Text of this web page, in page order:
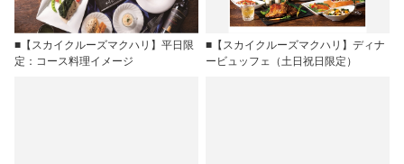
■【スカイクルーズマクハリ】平日限
定：コース料理イメージ
■【スカイクルーズマクハリ】ディナ
ービュッフェ（土日祝日限定）